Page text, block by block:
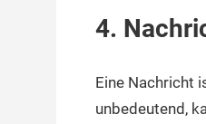
4.
Eine Nachricht
unbedeutend,